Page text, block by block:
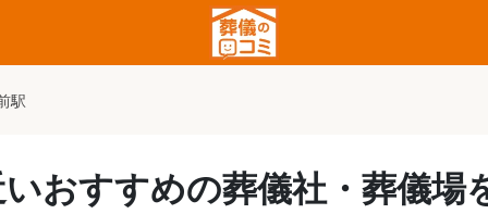
駅
おすすめの葬儀社・葬儀場